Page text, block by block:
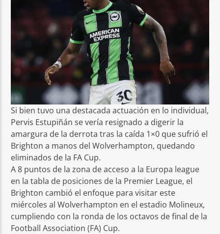
Si bien tuvo una destacada actuación en lo individual,
Pervis Estupiñán se vería resignado a digerir la
amargura de la derrota tras la caída 1×0 que sufrió el
Brighton a manos del Wolverhampton, quedando
eliminados de la FA Cup.
A 8 puntos de la zona de acceso a la Europa league
en la tabla de posiciones de la Premier League, el
Brighton cambió el enfoque para visitar este
miércoles al Wolverhampton en el estadio Molineux,
cumpliendo con la ronda de los octavos de final de la
Football Association (FA) Cup.